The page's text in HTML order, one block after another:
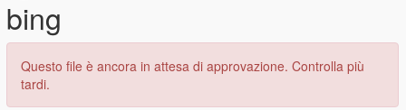
bing
Questo file è ancora in attesa di approvazione. Controlla più
tardi.